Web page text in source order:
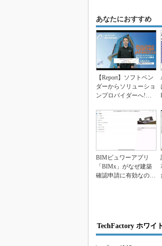
あなたにおすすめ
【Report】ソフトベン
ダーからソリューショ
ンプロバイダーへ!進
BIMビュワーアプリ
「BIMx」がなぜ建築
確認申請に有効なの
TechFactory ホワイ